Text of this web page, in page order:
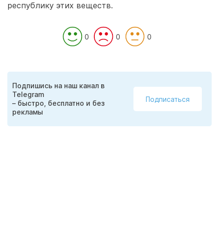
республику этих веществ.
0 0 0
Подпишись на наш канал в
Telegram
– быстро, бесплатно и без
рекламы
Подписаться